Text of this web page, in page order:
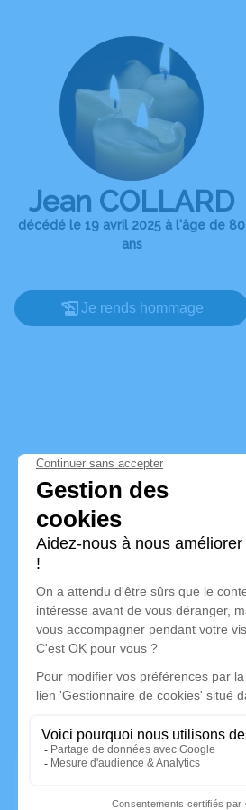
Jean COLLARD
décédé le 19 avril 2025 à l'âge de 80
ans
Je rends hommage